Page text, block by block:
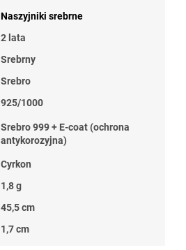
Naszyjniki srebrne
2 lata
Srebrny
Srebro
925/1000
Srebro 999 + E-coat (ochrona
antykorozyjna)
Cyrkon
1,8 g
45,5 cm
1,7 cm